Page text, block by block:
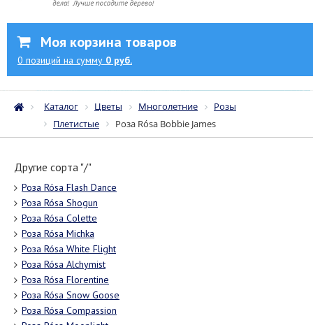
Моя корзина товаров
0 позиций на сумму 0 руб.
Каталог Цветы Многолетние
Розы
Плетистые
Роза Rósa Bobbie James
Другие сорта "/"
Роза Rósa Flash Dance
Роза Rósa Shogun
Роза Rósa Colette
Роза Rósa Michka
Роза Rósa White Flight
Роза Rósa Alchymist
Роза Rósa Florentine
Роза Rósa Snow Goose
Роза Rósa Compassion